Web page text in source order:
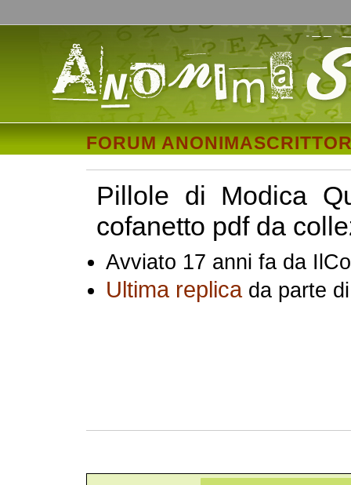
FORUM
Pillole di Modica
cofanetto pdf da
Avviato 17 anni fa da
Ultima replicada parte